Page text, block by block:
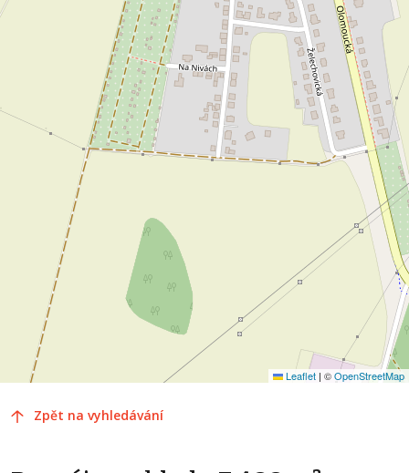
Leaflet | ©OpenStreetMap
Zpět na vyhledávání